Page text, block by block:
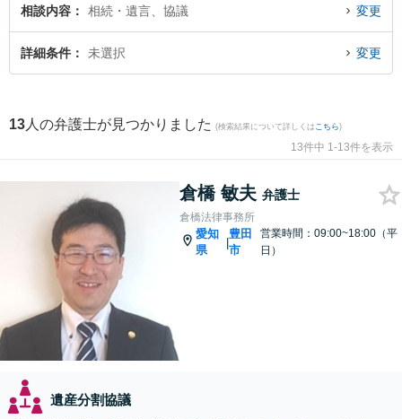
分割協議のトラブル解決の実績豊富な近くの弁護士を検索したい』『初回相談
無料で遺産分割協議を法律相談できる豊田市内の弁護士に相談予約したい』な
どでお困りの相談者さんにおすすめです。
相談内容 相続・遺言、協議 変更
詳細条件 未選択 変更
13 人の弁護士が見つかりました (検索結果について詳しくは こちら)
13件中 1-13件を表示
倉橋 敏夫 弁護士
倉橋法律事務所
愛知
県
|
豊田
市
営業時間：09:00~18:00（平
日）
遺産分割協議